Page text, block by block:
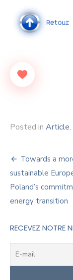
Posted in Article,
de
l’article
Towards a
sustainable
Poland’s
energy transition
RECEVEZ NOTRE